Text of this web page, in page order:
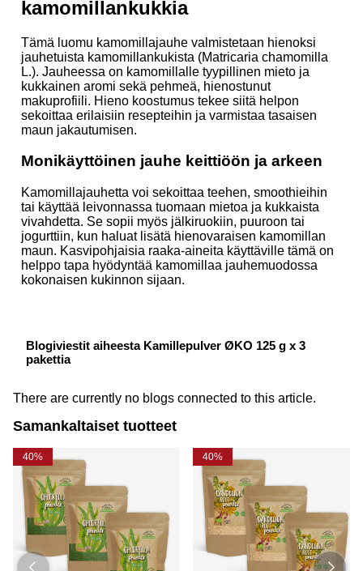
kamomillankukkia
Tämä luomu kamomillajauhe valmistetaan hienoksi
jauhetuista kamomillankukista (Matricaria chamomilla
L.). Jauheessa on kamomillalle tyypillinen mieto ja
kukkainen aromi sekä pehmeä, hienostunut
makuprofiili. Hieno koostumus tekee siitä helpon
sekoittaa erilaisiin resepteihin ja varmistaa tasaisen
maun jakautumisen.
Monikäyttöinen jauhe keittiöön ja arkeen
Kamomillajauhetta voi sekoittaa teehen, smoothieihin
tai käyttää leivonnassa tuomaan mietoa ja kukkaista
vivahdetta. Se sopii myös jälkiruokiin, puuroon tai
jogurttiin, kun haluat lisätä hienovaraisen kamomillan
maun. Kasvipohjaisia raaka-aineita käyttäville tämä on
helppo tapa hyödyntää kamomillaa jauhemuodossa
kokonaisen kukinnon sijaan.
Blogiviestit aiheesta Kamillepulver ØKO 125 g x 3
pakettia
There are currently no blogs connected to this article.
Samankaltaiset tuotteet
40% 40%